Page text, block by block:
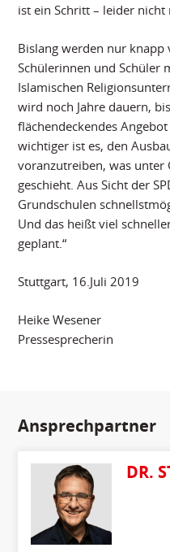
ist ein Schritt – leider nicht
Bislang werden nur
Schülerinnen und Schüler
Islamischen
wird noch Jahre dauern,
flächendeckendes
wichtiger ist es, den
voranzutreiben, was unter
geschieht. Aus Sicht der
Grundschulen
Und das heißt viel
geplant.“
Stuttgart, 16.Juli 2019
Heike Wesener
Pressesprecherin
Ansprechpartner
DR.